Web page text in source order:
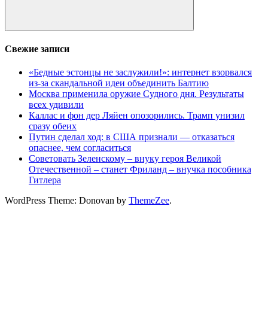
Поиск
Свежие записи
«Бедные эстонцы не заслужили!»: интернет взорвался
из-за скандальной идеи объединить Балтию
Москва применила оружие Судного дня. Результаты
всех удивили
Каллас и фон дер Ляйен опозорились. Трамп унизил
сразу обеих
Путин сделал ход: в США признали — отказаться
опаснее, чем согласиться
Советовать Зеленскому – внуку героя Великой
Отечественной – станет Фриланд – внучка пособника
Гитлера
WordPress Theme: Donovan by ThemeZee.